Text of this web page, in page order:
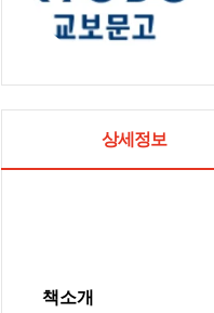
상세정보
책소개